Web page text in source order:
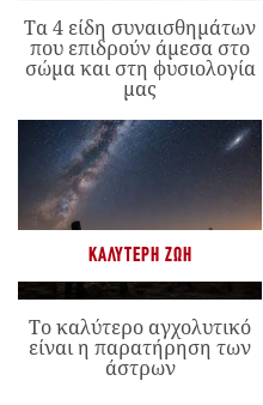
Τα 4 είδη συναισθημάτων
που επιδρούν άμεσα στο
σώμα και στη φυσιολογία
μας
ΚΑΛΎΤΕΡΗ ΖΩΉ
Το καλύτερο αγχολυτικό
είναι η παρατήρηση των
άστρων